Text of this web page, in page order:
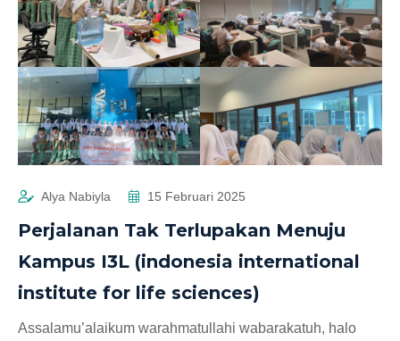
Alya Nabiyla 15 Februari 2025
Perjalanan Tak Terlupakan Menuju
Kampus I3L (indonesia international
institute for life sciences)
Assalamu’alaikum warahmatullahi wabarakatuh, halo